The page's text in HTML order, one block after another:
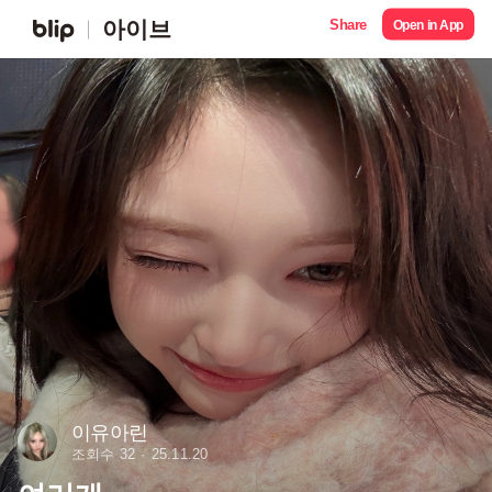
아이브 Share Open in App
이유아린
조회수 32 25.11.20